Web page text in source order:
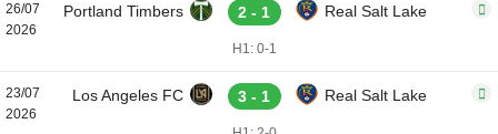
26/07
2026
Portland Timbers 2 - 1 Real Salt Lake
H1: 0-1
23/07
2026
Los Angeles FC 3 - 1 Real Salt Lake